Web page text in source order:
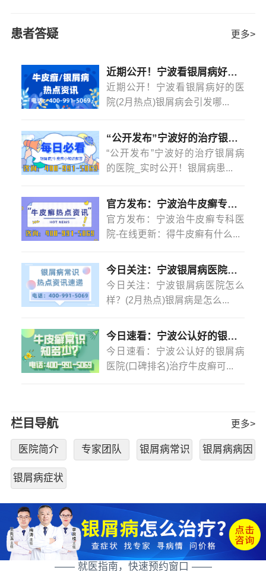
治疗银屑病医院的关键。良好的生活习惯包括定时作息、
谢，促进皮肤的健康。合理饮食可以提供身体所需的营
患者答疑 更多>
近期公开！宁波看银屑病好的医院(2月热点)银屑病会引发哪些并发症？
近期公开！宁波看银屑病好的医
院(2月热点)银屑病会引发哪...
“公开发布”宁波好的治疗银屑病的医院_实时公开！银屑病患者能吃菠萝蜜吗？
“公开发布”宁波好的治疗银屑病
的医院_实时公开！银屑病患...
官方发布：宁波治牛皮癣专科医院-在线更新：得牛皮癣有什么忌口的吗？
官方发布：宁波治牛皮癣专科医
院-在线更新：得牛皮癣有什么...
今日关注：宁波银屑病医院怎么样？(2月热点)银屑病是怎么染上的？
今日关注：宁波银屑病医院怎么
样？(2月热点)银屑病是怎么...
今日速看：宁波公认好的银屑病医院(口碑排名)治疗牛皮癣可以不吃药不打针吗？
今日速看：宁波公认好的银屑病
医院(口碑排名)治疗牛皮癣可...
栏目导航 更多>
医院简介 专家团队 银屑病常识 银屑病病因
银屑病症状
—— 就医指南，快速预约窗口 ——